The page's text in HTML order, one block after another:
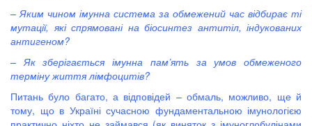
– Яким чином імунна система за обмежений час відбирає ті
мутації, які спрямовані на біосинтез антитіл, індукованих
антигеном?
– Як зберігається імунна пам’ять за умов обмеженого
терміну життя лімфоцитів?
Питань було багато, а відповідей – обмаль, можливо, ще й
тому, що в Україні сучасною фундаментальною імунологією